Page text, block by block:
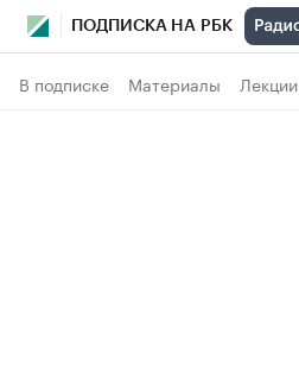
ПОДПИСКА НА РБК
В подписке Материалы Лекции